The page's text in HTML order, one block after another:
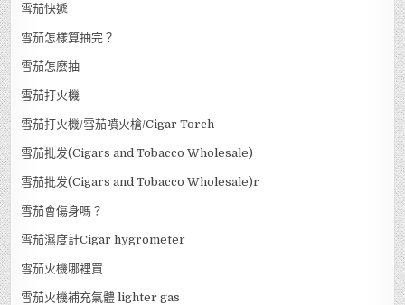
雪茄快遞
雪茄怎樣算抽完？
雪茄怎麼抽
雪茄打火機
雪茄打火機/雪茄噴火槍/Cigar Torch
雪茄批发(Cigars and Tobacco Wholesale)
雪茄批发(Cigars and Tobacco Wholesale)r
雪茄會傷身嗎？
雪茄濕度計Cigar hygrometer
雪茄火機哪裡買
雪茄火機補充氣體 lighter gas